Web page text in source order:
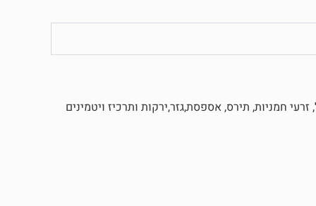
חמניות, תירס, אספסת,גזר,ירקות ותרכיז ויטמינים